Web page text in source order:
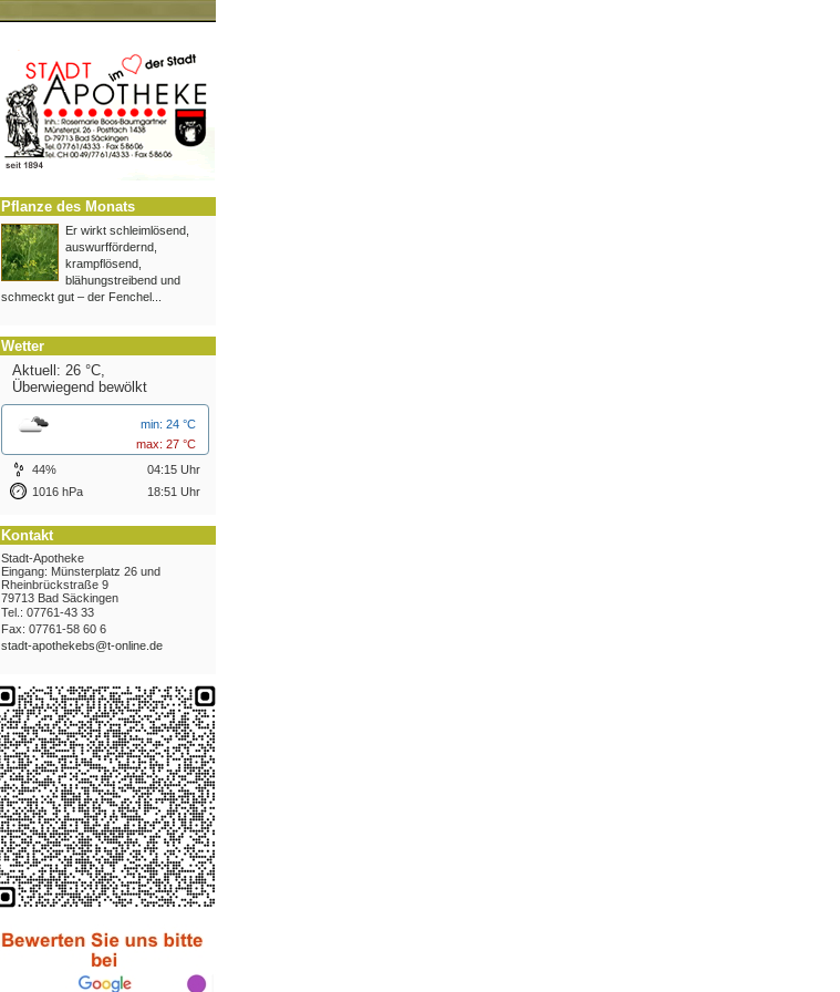
Pflanze des Monats
Er wirkt schleimlösend,
auswurffördernd,
krampflösend,
blähungstreibend und
schmeckt gut – der Fenchel...
Wetter
Aktuell: 26 °C,
Überwiegend bewölkt
min: 24 °C
max: 27 °C
44%
04:15 Uhr
1016 hPa
18:51 Uhr
Kontakt
Stadt-Apotheke
Eingang: Münsterplatz 26 und
Rheinbrückstraße 9
79713 Bad Säckingen
Tel.: 07761-43 33
Fax: 07761-58 60 6
stadt-apothekebs@t-online.de